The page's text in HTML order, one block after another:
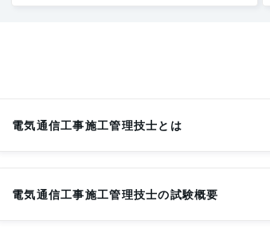
電気通信工事施工管理技士とは
電気通信工事施工管理技士の試験概要